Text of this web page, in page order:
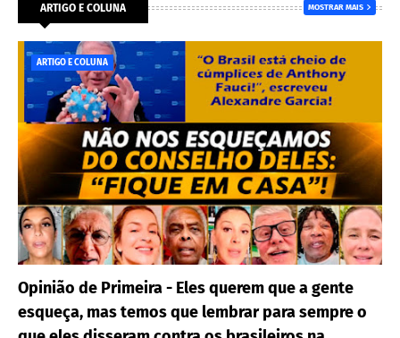
ARTIGO E COLUNA MOSTRAR MAIS
ARTIGO E COLUNA
Opinião de Primeira - Eles querem que a gente
esqueça, mas temos que lembrar para sempre o